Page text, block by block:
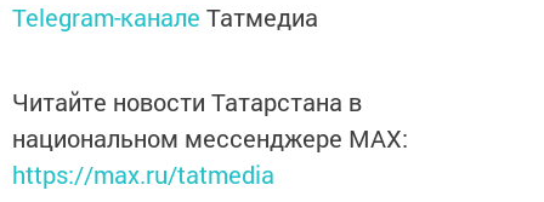
Telegram-канале Татмедиа
Читайте новости Татарстана в
национальном мессенджере MАХ:
https://max.ru/tatmedia